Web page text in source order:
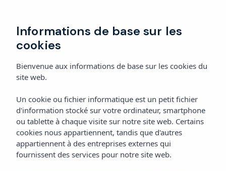
Informations de base sur les
cookies
Bienvenue aux informations de base sur les cookies du
site web.
Un cookie ou fichier informatique est un petit fichier
d'information stocké sur votre ordinateur, smartphone
ou tablette à chaque visite sur notre site web. Certains
cookies nous appartiennent, tandis que d'autres
appartiennent à des entreprises externes qui
fournissent des services pour notre site web.